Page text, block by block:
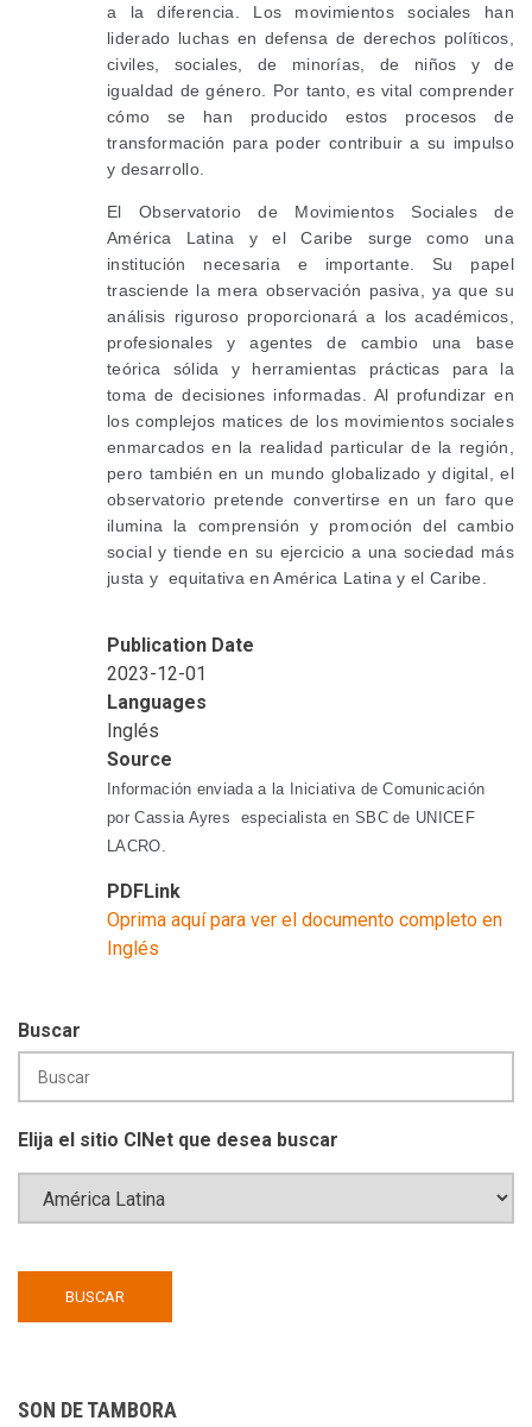
a la diferencia. Los movimientos sociales han
liderado luchas en defensa de derechos políticos,
civiles, sociales, de minorías, de niños y de
igualdad de género. Por tanto, es vital comprender
cómo se han producido estos procesos de
transformación para poder contribuir a su impulso
y desarrollo.
El Observatorio de Movimientos Sociales de
América Latina y el Caribe surge como una
institución necesaria e importante. Su papel
trasciende la mera observación pasiva, ya que su
análisis riguroso proporcionará a los académicos,
profesionales y agentes de cambio una base
teórica sólida y herramientas prácticas para la
toma de decisiones informadas. Al profundizar en
los complejos matices de los movimientos sociales
enmarcados en la realidad particular de la región,
pero también en un mundo globalizado y digital, el
observatorio pretende convertirse en un faro que
ilumina la comprensión y promoción del cambio
social y tiende en su ejercicio a una sociedad más
justa y equitativa en América Latina y el Caribe.
Publication Date
2023-12-01
Languages
Inglés
Source
Información enviada a la Iniciativa de Comunicación
por Cassia Ayres especialista en SBC de UNICEF
LACRO.
PDFLink
Oprima aquí para ver el documento completo en
Inglés
Buscar
Elija el sitio CINet que desea buscar
SON DE TAMBORA